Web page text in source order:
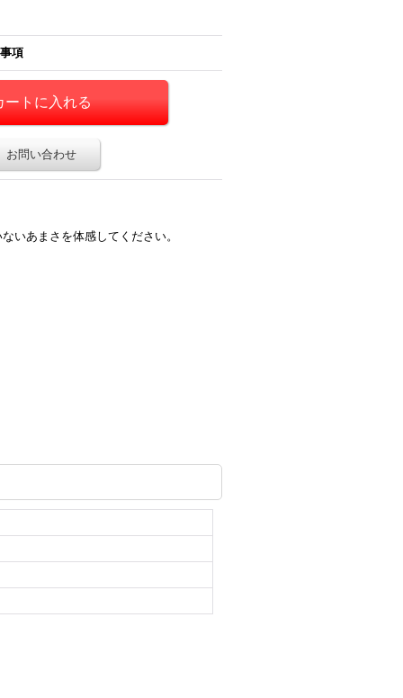
項
お問い合わせ
いあまさを体感してください。